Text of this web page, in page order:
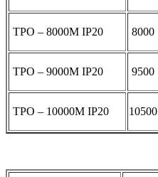
ТРО – 8000М IP20 8000
ТРО – 9000М IP20 9500
ТРО – 10000М IP20 10500